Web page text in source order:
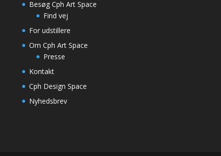
Besøg Cph Art Space
Find vej
For udstillere
Om Cph Art Space
Presse
Kontakt
Cph Design Space
Nyhedsbrev